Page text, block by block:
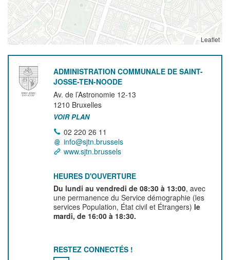
Leaflet
ADMINISTRATION COMMUNALE DE SAINT-
JOSSE-TEN-NOODE
Av. de l’Astronomie 12-13
1210 Bruxelles
VOIR PLAN
02 220 26 11
info@sjtn.brussels
www.sjtn.brussels
HEURES D'OUVERTURE
Du lundi au vendredi de 08:30 à 13:00, avec
une permanence du Service démographie (les
services Population, État civil et Étrangers) le
mardi, de 16:00 à 18:30.
RESTEZ CONNECTÉS !